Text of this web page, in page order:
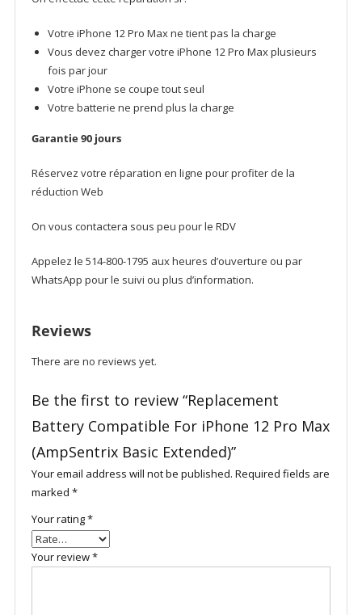
Votre iPhone 12 Pro Max ne tient pas la charge
Vous devez charger votre iPhone 12 Pro Max plusieurs
fois par jour
Votre iPhone se coupe tout seul
Votre batterie ne prend plus la charge
Garantie 90 jours
Réservez votre réparation en ligne pour profiter de la
réduction Web
On vous contactera sous peu pour le RDV
Appelez le 514-800-1795 aux heures d’ouverture ou par
WhatsApp pour le suivi ou plus d’information.
Reviews
There are no reviews yet.
Be the first to review “Replacement
Battery Compatible For iPhone 12 Pro Max
(AmpSentrix Basic Extended)”
Your email address will not be published. Required fields are
marked *
Your rating*
Your review*